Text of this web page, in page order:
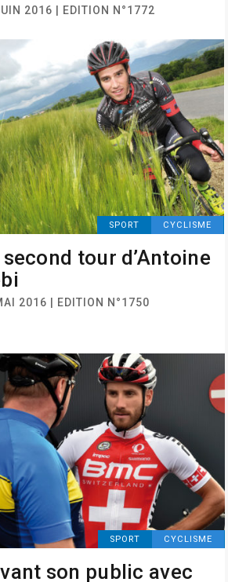
2016 | EDITION N°1772
SPORT CYCLISME
second tour d’Antoine
2016 | EDITION N°1750
SPORT CYCLISME
son public avec